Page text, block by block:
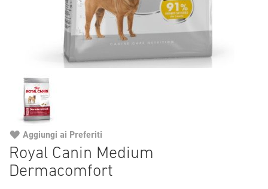
Royal Canin Medium
Dermacomfort
Aggiungi ai Preferiti
all'inizio
della